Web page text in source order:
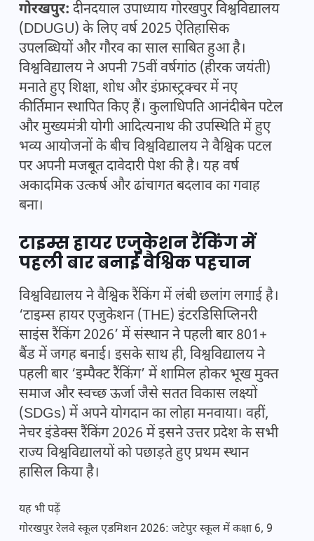
गोरखपुर: दीनदयाल उपाध्याय गोरखपुर विश्वविद्यालय
(DDUGU) के लिए वर्ष 2025 ऐतिहासिक
उपलब्धियों और गौरव का साल साबित हुआ है।
विश्वविद्यालय ने अपनी 75वीं वर्षगांठ (हीरक जयंती)
मनाते हुए शिक्षा, शोध और इंफ्रास्ट्रक्चर में नए
कीर्तिमान स्थापित किए हैं। कुलाधिपति आनंदीबेन पटेल
और मुख्यमंत्री योगी आदित्यनाथ की उपस्थिति में हुए
भव्य आयोजनों के बीच विश्वविद्यालय ने वैश्विक पटल
पर अपनी मजबूत दावेदारी पेश की है। यह वर्ष
अकादमिक उत्कर्ष और ढांचागत बदलाव का गवाह
बना।
टाइम्स हायर एजुकेशन रैंकिंग में
पहली बार बनाई वैश्विक पहचान
विश्वविद्यालय ने वैश्विक रैंकिंग में लंबी छलांग लगाई है।
‘टाइम्स हायर एजुकेशन (THE) इंटरडिसिप्लिनरी
साइंस रैंकिंग 2026’ में संस्थान ने पहली बार 801+
बैंड में जगह बनाई। इसके साथ ही, विश्वविद्यालय ने
पहली बार ‘इम्पैक्ट रैंकिंग’ में शामिल होकर भूख मुक्त
समाज और स्वच्छ ऊर्जा जैसे सतत विकास लक्ष्यों
(SDGs) में अपने योगदान का लोहा मनवाया। वहीं,
नेचर इंडेक्स रैंकिंग 2026 में इसने उत्तर प्रदेश के सभी
राज्य विश्वविद्यालयों को पछाड़ते हुए प्रथम स्थान
हासिल किया है।
यह भी पढ़ें
गोरखपुर रेलवे स्कूल एडमिशन 2026: जटेपुर स्कूल में कक्षा 6, 9